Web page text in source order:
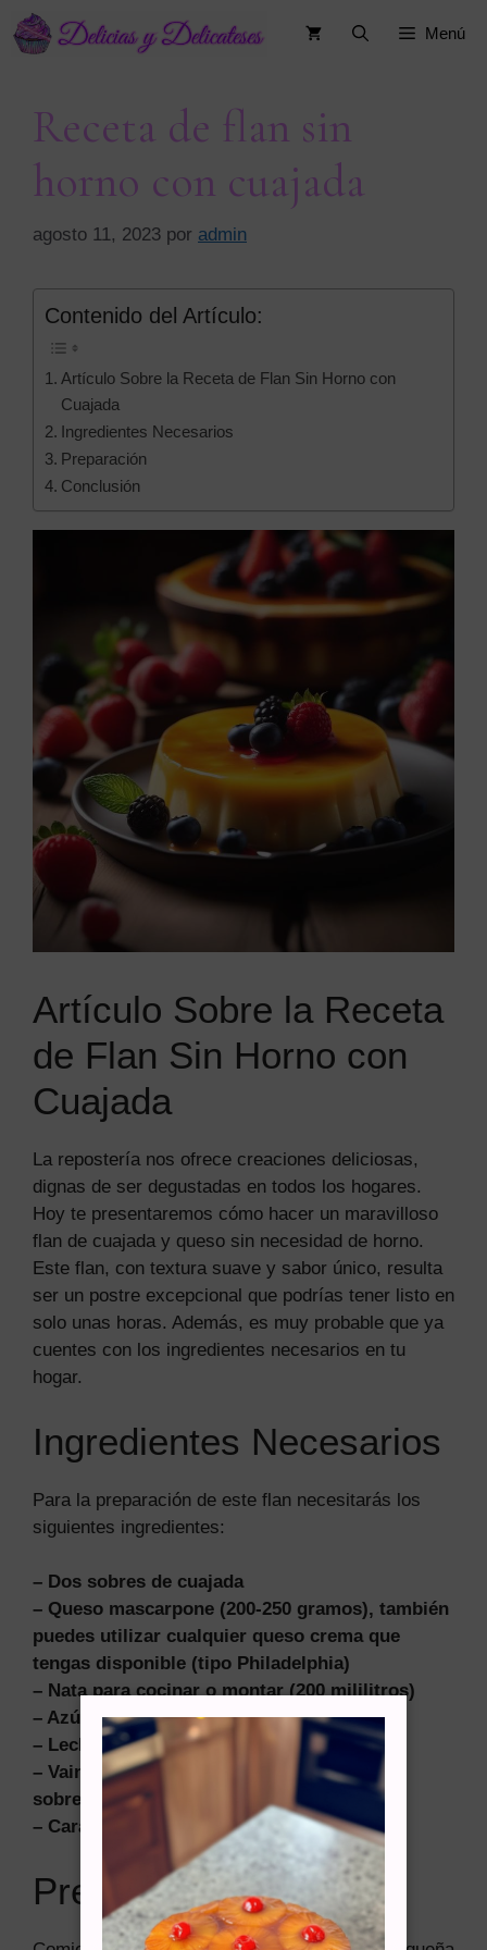
Saltar
Menú
Receta de flan sin
horno con cuajada
agosto 11, 2023 por admin
Contenido del Artículo:
Artículo Sobre la Receta de Flan Sin Horno con
Cuajada
Ingredientes Necesarios
Preparación
Conclusión
Artículo Sobre la Receta
de Flan Sin Horno con
Cuajada
La repostería nos ofrece creaciones deliciosas,
dignas de ser degustadas en todos los hogares.
Hoy te presentaremos cómo hacer un maravilloso
flan de cuajada y queso sin necesidad de horno.
Este flan, con textura suave y sabor único, resulta
ser un postre excepcional que podrías tener listo en
solo unas horas. Además, es muy probable que ya
cuentes con los ingredientes necesarios en tu
hogar.
Ingredientes Necesarios
Para la preparación de este flan necesitarás los
siguientes ingredientes:
– Dos sobres de cuajada
– Queso mascarpone (200-250 gramos), también
puedes utilizar cualquier queso crema que
tengas disponible (tipo Philadelphia)
– Nata para cocinar o montar (200 mililitros)
– Azúcar (100 gramos)
– Leche entera (500 mililitros)
– Vainilla (dos cucharadas, puede ser en
sobrecito o líquida)
– Caramelo líquido
Preparación